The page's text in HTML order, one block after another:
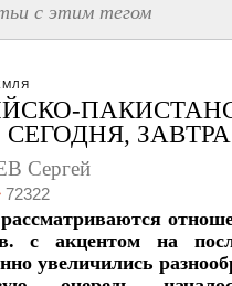
с этим тегом
СЕГОДНЯ, ЗАВТРА
Сергей
72322
с акцентом на
увеличились